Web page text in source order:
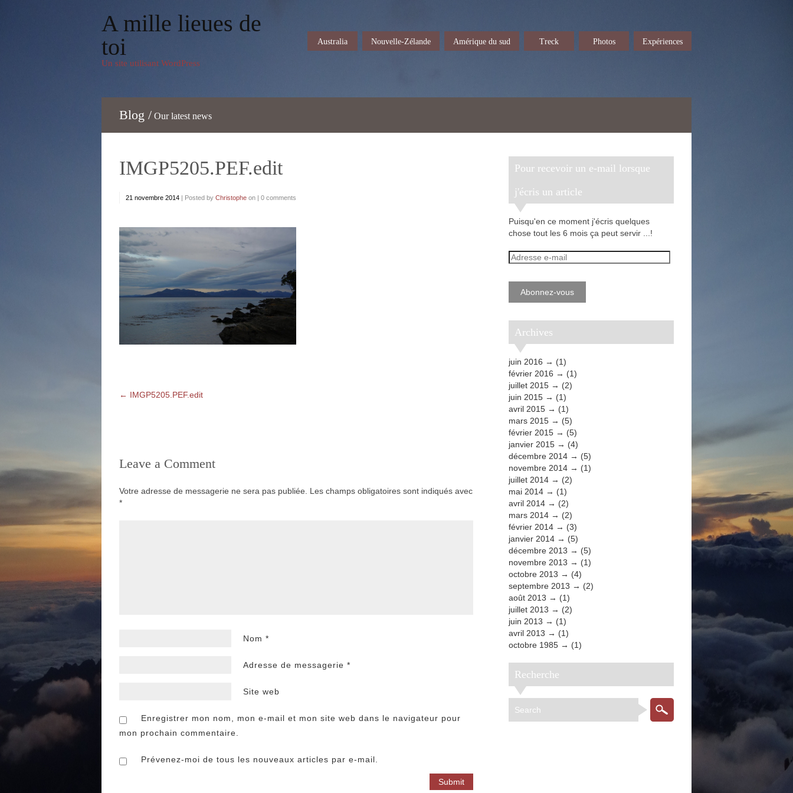
Australia Nouvelle-Zélande Amérique du sud Treck Photos Expériences
A mille lieues de
toi
Un site utilisant WordPress
Blog / Our latest news
IMGP5205.PEF.edit
21 novembre 2014 | Posted by Christophe on | 0 comments
← IMGP5205.PEF.edit
Leave a Comment
Votre adresse de messagerie ne sera pas publiée.
Les champs obligatoires sont indiqués avec
*
Nom *
Adresse de messagerie *
Site web
Enregistrer mon nom, mon e-mail et mon site web dans le navigateur pour
mon prochain commentaire.
Prévenez-moi de tous les nouveaux articles par e-mail.
Pour recevoir un e-mail lorsque
j'écris un article
Puisqu'en ce moment j'écris quelques
chose tout les 6 mois ça peut servir ...!
Adresse
mail
Abonnez-vous
Archives
juin 2016
(1)
février 2016
(1)
juillet 2015
(2)
juin 2015
(1)
avril 2015
(1)
mars 2015
(5)
février 2015
(5)
janvier 2015
(4)
décembre 2014
(5)
novembre 2014
(1)
juillet 2014
(2)
mai 2014
(1)
avril 2014
(2)
mars 2014
(2)
février 2014
(3)
janvier 2014
(5)
décembre 2013
(5)
novembre 2013
(1)
octobre 2013
(4)
septembre 2013
(2)
août 2013
(1)
juillet 2013
(2)
juin 2013
(1)
avril 2013
(1)
octobre 1985
(1)
Recherche